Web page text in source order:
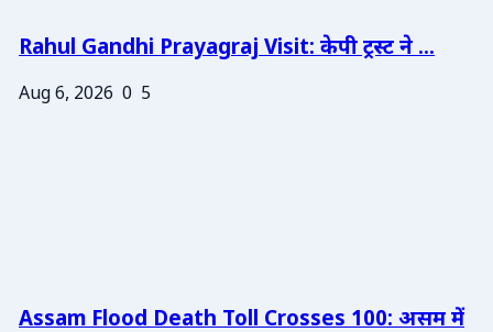
Rahul Gandhi Prayagraj Visit: केपी ट्रस्ट ने ...
Aug 6, 2026 0 5
Assam Flood Death Toll Crosses 100: असम में